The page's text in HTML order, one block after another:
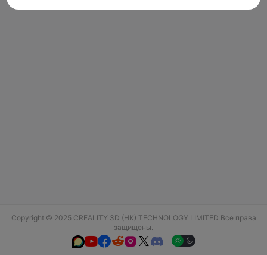
Copyright © 2025 CREALITY 3D (HK) TECHNOLOGY LIMITED Все права
защищены.
  